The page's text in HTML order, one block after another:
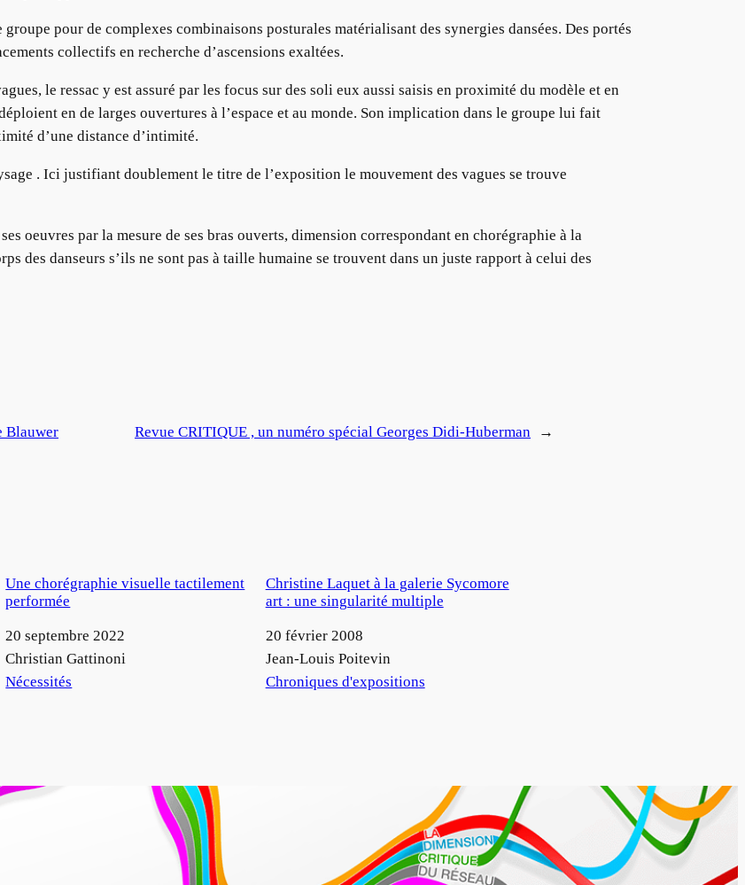
pour de complexes combinaisons posturales matérialisant des synergies dansées. Des portés
collectifs en recherche d’ascensions exaltées.
le ressac y est assuré par les focus sur des soli eux aussi saisis en proximité du modèle et en
en de larges ouvertures à l’espace et au monde. Son implication dans le groupe lui fait
d’une distance d’intimité.
. Ici justifiant doublement le titre de l’exposition le mouvement des vagues se trouve
oeuvres par la mesure de ses bras ouverts, dimension correspondant en chorégraphie à la
des danseurs s’ils ne sont pas à taille humaine se trouvent dans un juste rapport à celui des
Blauwer Revue CRITIQUE , un numéro spécial Georges Didi-Huberman →
Une chorégraphie visuelle tactilement
performée
Date
20 septembre 2022
Auteur
Christian Gattinoni
Par rapport à
Nécessités
Christine Laquet à la galerie Sycomore
art : une singularité multiple
Date
20 février 2008
Auteur
Jean-Louis Poitevin
Par rapport à
Chroniques d'expositions